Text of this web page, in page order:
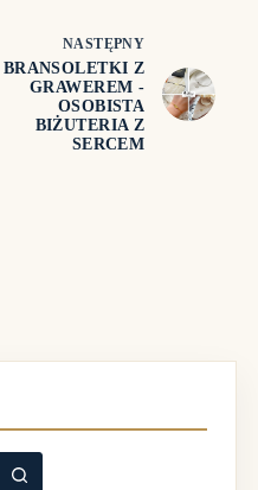
NASTĘPNY
BRANSOLETKI Z
GRAWEREM -
OSOBISTA
BIŻUTERIA Z
SERCEM